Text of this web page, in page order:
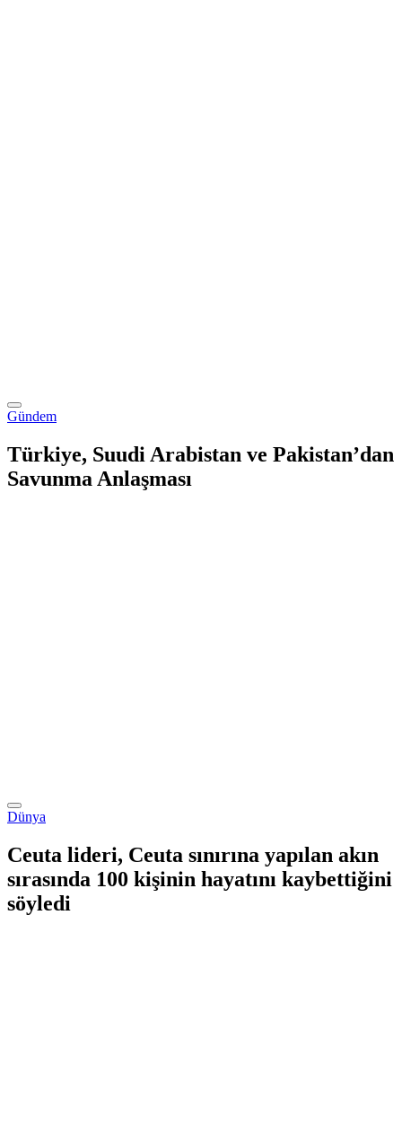
Gündem
Türkiye, Suudi Arabistan ve Pakistan’dan
Savunma Anlaşması
Dünya
Ceuta lideri, Ceuta sınırına yapılan akın
sırasında 100 kişinin hayatını kaybettiğini
söyledi